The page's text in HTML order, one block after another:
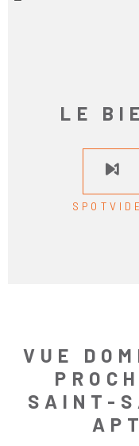
LE
VUE
SAINT-